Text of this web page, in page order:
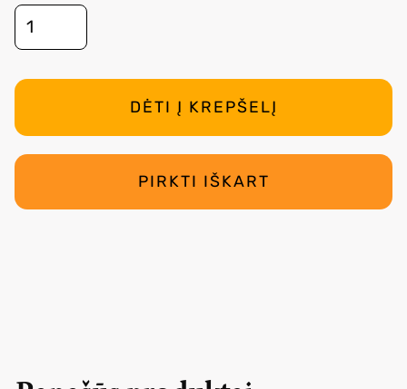
PIRKTI IŠKART